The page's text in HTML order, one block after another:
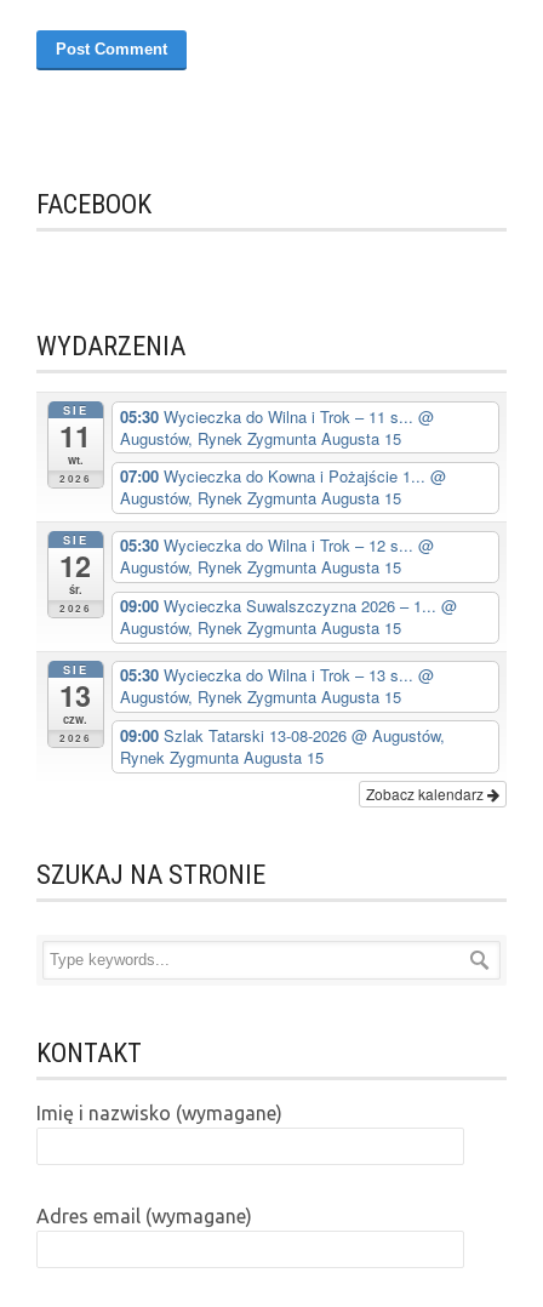
FACEBOOK
WYDARZENIA
SIE
11
wt.
2026
05:30 Wycieczka do Wilna i Trok – 11 s... @
Augustów, Rynek Zygmunta Augusta 15
07:00 Wycieczka do Kowna i Pożajście 1... @
Augustów, Rynek Zygmunta Augusta 15
SIE
12
śr.
2026
05:30 Wycieczka do Wilna i Trok – 12 s... @
Augustów, Rynek Zygmunta Augusta 15
09:00 Wycieczka Suwalszczyzna 2026 – 1... @
Augustów, Rynek Zygmunta Augusta 15
SIE
13
czw.
2026
05:30 Wycieczka do Wilna i Trok – 13 s... @
Augustów, Rynek Zygmunta Augusta 15
09:00 Szlak Tatarski 13-08-2026 @ Augustów,
Rynek Zygmunta Augusta 15
Zobacz kalendarz
SZUKAJ NA STRONIE
KONTAKT
Imię i nazwisko (wymagane)
Adres email (wymagane)